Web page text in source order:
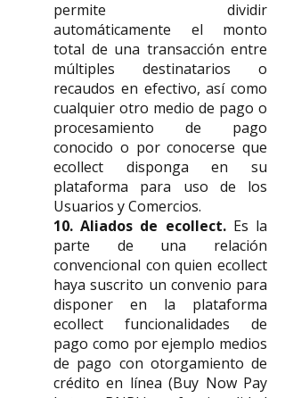
permite dividir
automáticamente el monto
total de una transacción entre
múltiples destinatarios o
recaudos en efectivo, así como
cualquier otro medio de pago o
procesamiento de pago
conocido o por conocerse que
ecollect disponga en su
plataforma para uso de los
Usuarios y Comercios.
10. Aliados de ecollect.Es la
parte de una relación
convencional con quien ecollect
haya suscrito un convenio para
disponer en la plataforma
ecollect funcionalidades de
pago como por ejemplo medios
de pago con otorgamiento de
crédito en línea (Buy Now Pay